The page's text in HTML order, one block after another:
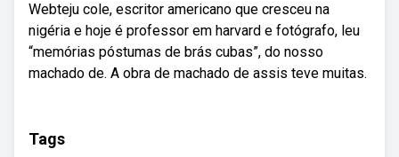
Webteju cole, escritor americano que cresceu na
nigéria e hoje é professor em harvard e fotógrafo, leu
“memórias póstumas de brás cubas”, do nosso
machado de. A obra de machado de assis teve muitas.
Tags